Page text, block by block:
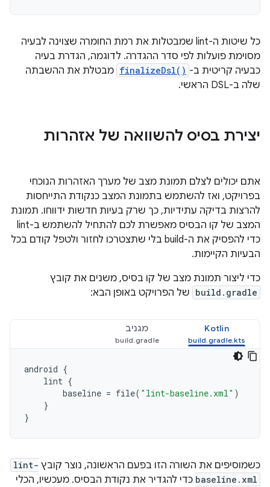
כל שיטות ה-lint שמבטלות את רמת החומרה שצוינה לבעיה
מסוימת פועלות לפי סדר ההגדרה. לדוגמה, הגדרת בעיה
כבעיה קריטית ב- finalizeDsl() מבטלת את ההשבתה
שלה ב-DSL הראשי.
יצירת בסיס להשוואה של אזהרות
אתם יכולים לצלם תמונת מצב של מערך האזהרות הנוכחי
בפרויקט, ואז להשתמש בתמונת המצב כנקודת התייחסות
להרצות בדיקה עתידיות, כך שרק בעיות חדשות ידווחו. תמונת
המצב של קו הבסיס מאפשרת לכם להתחיל להשתמש ב-lint
כדי להפסיק את ה-build בלי שתצטרכו לחזור ולטפל קודם בכל
הבעיות הקיימות.
כדי ליצור תמונת מצב של קו בסיס, משנים את קובץ
build.gradle של הפרויקט באופן הבא:
Kotlin מגניב
android {
lint {
baseline = file( "lint-baseline.xml" )
}
}
כשמוסיפים את השורה הזו בפעם הראשונה, נוצר קובץ lint-
baseline.xml כדי להגדיר את נקודת הבסיס. מעכשיו, הכלי